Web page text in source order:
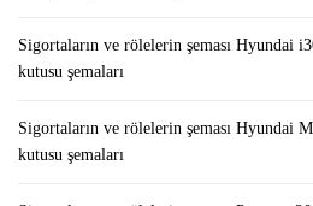
Sigortaların ve rölelerin şeması Hyundai
kutusu şemaları
Sigortaların ve rölelerin şeması Hyundai
kutusu şemaları